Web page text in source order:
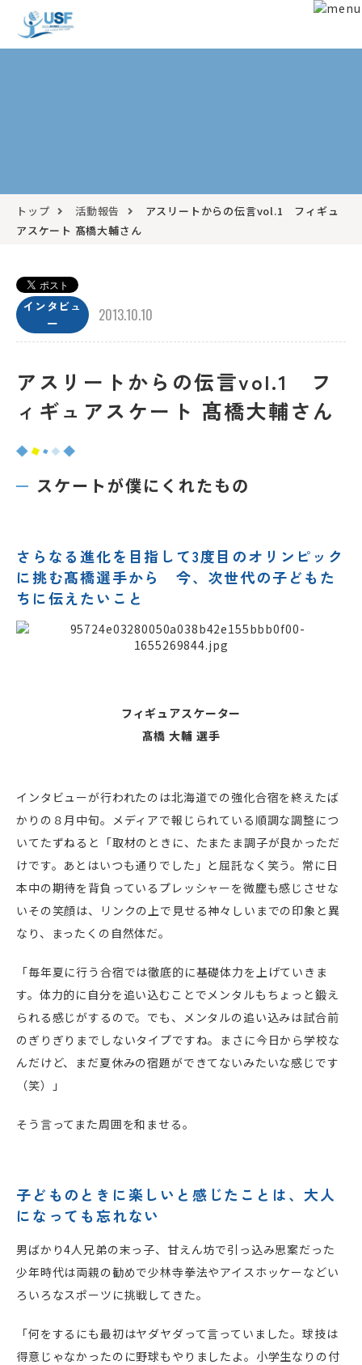
トップ 活動報告
アスリートからの伝言vol.1 フィギュ
アスケート 髙橋大輔さん
インタビュ
ー
2013.10.10
アスリートからの伝言vol.1 フ
ィギュアスケート 髙橋大輔さん
スケートが僕にくれたもの
さらなる進化を目指して3度目のオリンピック
に挑む髙橋選手から 今、次世代の子どもた
ちに伝えたいこと
フィギュアスケーター
髙橋 大輔 選手
インタビューが行われたのは北海道での強化合宿を終えたば
かりの８月中旬。メディアで報じられている順調な調整につ
いてたずねると「取材のときに、たまたま調子が良かっただ
けです。あとはいつも通りでした」と屈託なく笑う。常に日
本中の期待を背負っているプレッシャーを微塵も感じさせな
いその笑顔は、リンクの上で見せる神々しいまでの印象と異
なり、まったくの自然体だ。
「毎年夏に行う合宿では徹底的に基礎体力を上げていきま
す。体力的に自分を追い込むことでメンタルもちょっと鍛え
られる感じがするので。でも、メンタルの追い込みは試合前
のぎりぎりまでしないタイプですね。まさに今日から学校な
んだけど、まだ夏休みの宿題ができてないみたいな感じです
（笑）」
そう言ってまた周囲を和ませる。
子どものときに楽しいと感じたことは、大人
になっても忘れない
男ばかり4人兄弟の末っ子、甘えん坊で引っ込み思案だった
少年時代は両親の勧めで少林寺拳法やアイスホッケーなどい
ろいろなスポーツに挑戦してきた。
「何をするにも最初はヤダヤダって言っていました。球技は
得意じゃなかったのに野球もやりましたよ。小学生なりの付